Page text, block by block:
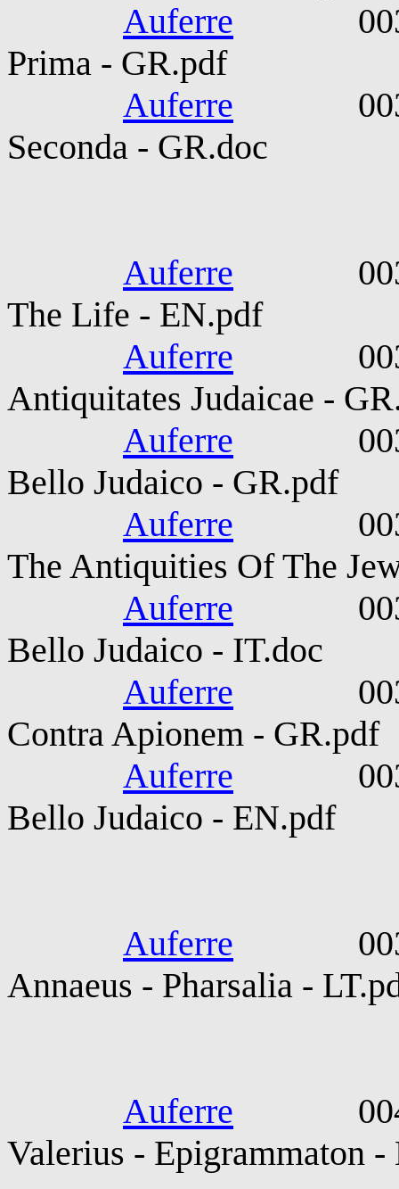
Auferre 0033-
Prima - GR.pdf
Auferre 0033-
Seconda - GR.doc
Auferre 0037-
The Life - EN.pdf
Auferre 0037-
Antiquitates Judaicae -
Auferre 0037-
Bello Judaico - GR.pdf
Auferre 0037-
The Antiquities Of The
Auferre 0037-
Bello Judaico - IT.doc
Auferre 0037-
Contra Apionem - GR.pdf
Auferre 0037-
Bello Judaico - EN.pdf
Auferre 0039-
Annaeus - Pharsalia -
Auferre 0040-
Valerius - Epigrammaton -